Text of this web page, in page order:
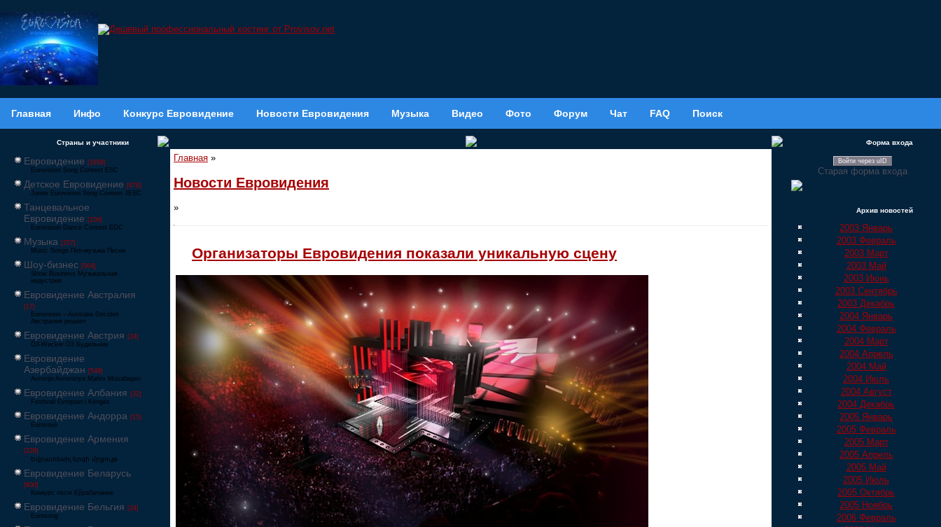
Главная Инфо Конкурс Евровидение Новости Евровидения Музыка Видео Фото Форум Чат FAQ Поиск
Страны и участники
Евровидение [1858]
Eurovision Song Contest ESC
Детское Евровидение [878]
Junior Eurovision Song Contest JESC
Танцевальное
Евровидение [106]
Eurovision Dance Contest EDC
Музыка [257]
Music Songs Поп-музыка Песни
Шоу-бизнес [564]
Show Business Музыкальная
индустрия
Евровидение Австралия
[17]
Eurovision – Australia Decides
Австралия решает
Евровидение Австрия [24]
Ö3-Wecker Ö3 Будильник
Евровидение
Азербайджан [549]
Avrovijn Avroviziya Mahnı Müsabiqəsi
Евровидение Албания [32]
Festivali Evropian i Këngës
Евровидение Андорра [15]
Eurovisió
Евровидение Армения
[228]
Եվրատեսիլ երգի մրցույթ
Евровидение Беларусь
[600]
Конкурс песні Еўрабачанне
Евровидение Бельгия [24]
Eurosong
Главная »
Новости Евровидения
»
Организаторы Евровидения показали уникальную сцену
Форма входа
Войти через uID
Старая форма входа
Архив новостей
2003 Январь
2003 Февраль
2003 Март
2003 Май
2003 Июнь
2003 Сентябрь
2003 Декабрь
2004 Январь
2004 Февраль
2004 Март
2004 Апрель
2004 Май
2004 Июль
2004 Август
2004 Декабрь
2005 Январь
2005 Февраль
2005 Март
2005 Апрель
2005 Май
2005 Июль
2005 Октябрь
2005 Ноябрь
2006 Февраль